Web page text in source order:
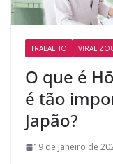
TRABALHO
O que é
é tão
Japão?
19 de janeiro de